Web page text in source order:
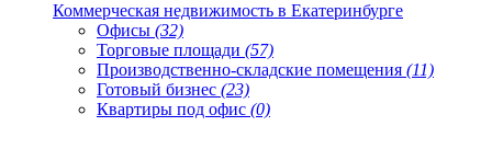
Коммерческая недвижимость в Екатеринбурге
Офисы (32)
Торговые площади (57)
Производственно-складские помещения (11)
Готовый бизнес (23)
Квартиры под офис (0)